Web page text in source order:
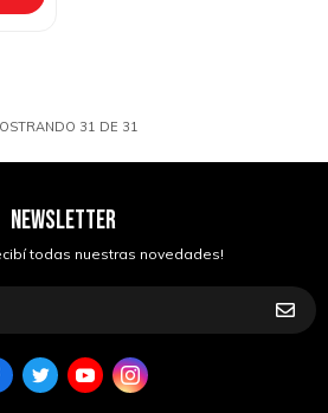
31 DE 31
NEWSLETTER
todas nuestras novedades!
  